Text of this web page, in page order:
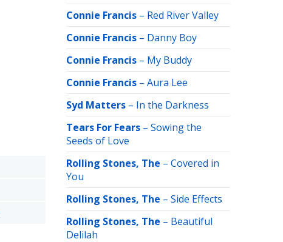
Connie Francis – Red River Valley
Connie Francis – Danny Boy
Connie Francis – My Buddy
Connie Francis – Aura Lee
Syd Matters – In the Darkness
Tears For Fears – Sowing the
Seeds of Love
Rolling Stones, The – Covered in
You
Rolling Stones, The – Side Effects
Rolling Stones, The – Beautiful
Delilah